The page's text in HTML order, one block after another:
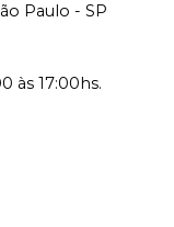
Paulo - SP
às 17:00hs.